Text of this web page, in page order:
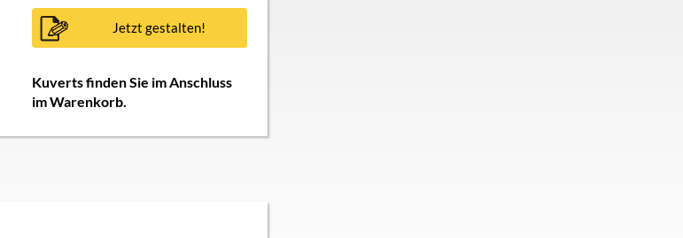
Jetzt gestalten!
Kuverts finden Sie im Anschluss
im Warenkorb.